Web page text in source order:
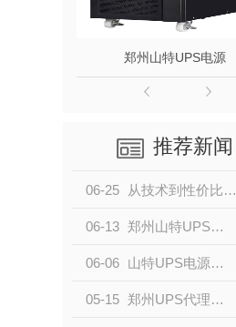
郑州山特UPS电源
推荐新闻
06-25 从技术到性价比，山特UPS电源是.佳企业级备电方案
06-13 郑州山特UPS电源：国内安防市场口碑表现强劲
06-06 山特UPS电源系列-位置于行业高点
05-15 郑州UPS代理来说说不间断电源如何接线